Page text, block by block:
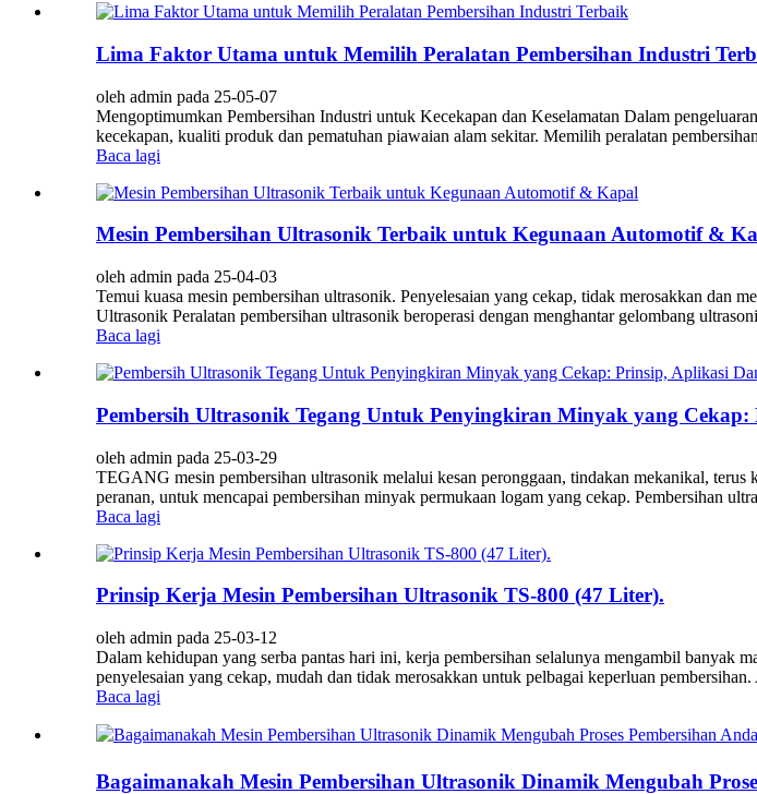
Lima Faktor Utama untuk Memilih Peralatan Pembersihan Industri
oleh admin pada 25-05-07
Mengoptimumkan Pembersihan Industri untuk Kecekapan dan Keselamatan Dalam
kecekapan, kualiti produk dan pematuhan piawaian alam sekitar. Memilih peralatan
Baca lagi
Mesin Pembersihan Ultrasonik Terbaik untuk Kegunaan Automotif &
oleh admin pada 25-04-03
Temui kuasa mesin pembersihan ultrasonik. Penyelesaian yang cekap, tidak merosakkan dan
Ultrasonik Peralatan pembersihan ultrasonik beroperasi dengan menghantar gelombang
Baca lagi
Pembersih Ultrasonik Tegang Untuk Penyingkiran Minyak yang
oleh admin pada 25-03-29
TEGANG mesin pembersihan ultrasonik melalui kesan peronggaan, tindakan mekanikal,
peranan, untuk mencapai pembersihan minyak permukaan logam yang cekap. Pembersihan
Baca lagi
Prinsip Kerja Mesin Pembersihan Ultrasonik TS-800 (47 Liter).
oleh admin pada 25-03-12
Dalam kehidupan yang serba pantas hari ini, kerja pembersihan selalunya mengambil banyak
penyelesaian yang cekap, mudah dan tidak merosakkan untuk pelbagai keperluan
Baca lagi
Bagaimanakah Mesin Pembersihan Ultrasonik Dinamik Mengubah